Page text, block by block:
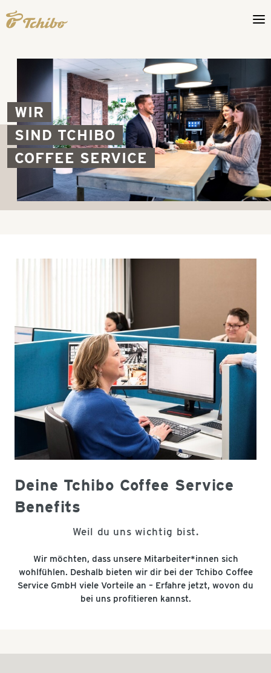
WIR
SIND TCHIBO
COFFEE SERVICE
Benefits
Coffee
Deine Tchibo Coffee Service
Benefits
Weil du uns wichtig bist.
Wir möchten, dass unsere Mitarbeiter*innen sich
wohlfühlen. Deshalb bieten wir dir bei der Tchibo Coffee
Service GmbH viele Vorteile an – Erfahre jetzt, wovon du
bei uns profitieren kannst.